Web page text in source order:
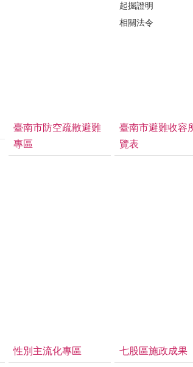
起掘證明
相關法令
臺南市防空疏散避難
專區
臺南市避難收容
覽表
性別主流化專區 七股區施政成果